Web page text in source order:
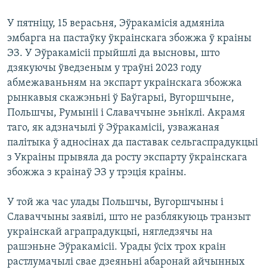
У пятніцу, 15 верасьня, Эўракамісія адмяніла
эмбарга на пастаўку ўкраінскага збожжа ў краіны
ЭЗ. У Эўракамісіі прыйшлі да высновы, што
дзякуючы ўведзеным у траўні 2023 году
абмежаваньням на экспарт украінскага збожжа
рынкавыя скажэньні ў Баўгарыі, Вугоршчыне,
Польшчы, Румыніі і Славаччыне зьніклі. Акрамя
таго, як адзначылі ў Эўракамісіі, узважаная
палітыка ў адносінах да паставак сельгаспрадукцыі
з Украіны прывяла да росту экспарту ўкраінскага
збожжа з краінаў ЭЗ у трэція краіны.
У той жа час улады Польшчы, Вугоршчыны і
Славаччыны заявілі, што не разблякуюць транзыт
украінскай аграпрадукцыі, нягледзячы на
рашэньне Эўракамісіі. Урады ўсіх трох краін
растлумачылі свае дзеяньні абаронай айчынных